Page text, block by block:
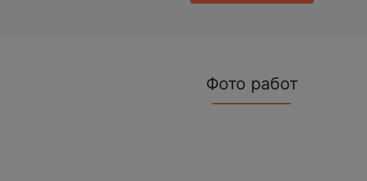
Фото работ